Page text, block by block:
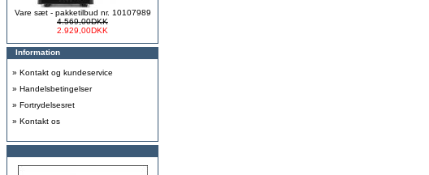
Vare sæt - pakketilbud nr. 10107989
4.569,00DKK
2.929,00DKK
Information
» Kontakt og kundeservice
» Handelsbetingelser
» Fortrydelsesret
» Kontakt os